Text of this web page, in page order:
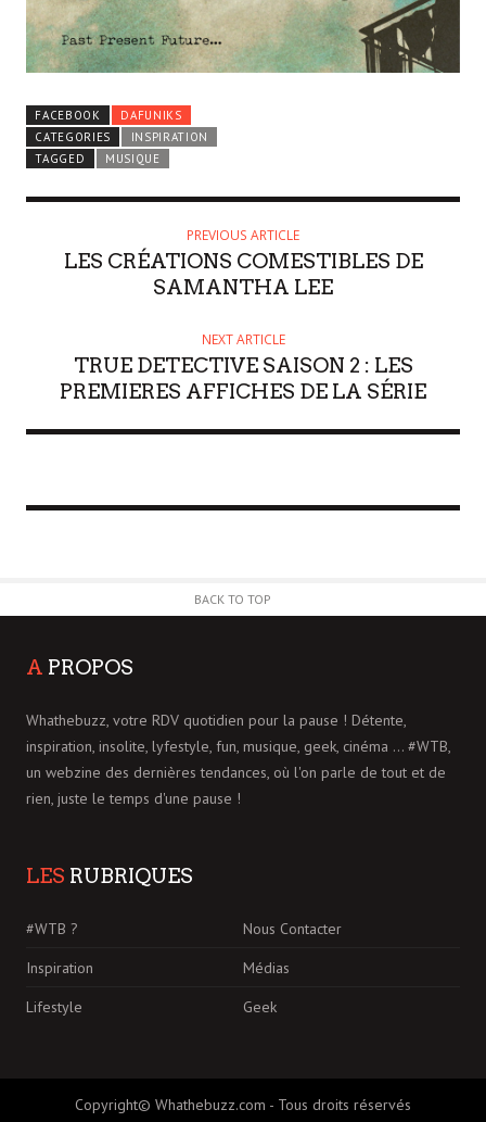
FACEBOOK
DAFUNIKS
CATEGORIES
INSPIRATION
TAGGED
MUSIQUE
PREVIOUS ARTICLE
LES CRÉATIONS COMESTIBLES DE
SAMANTHA LEE
NEXT ARTICLE
TRUE DETECTIVE SAISON 2 : LES
PREMIERES AFFICHES DE LA SÉRIE
BACK TO TOP
A PROPOS
Whathebuzz, votre RDV quotidien pour la pause ! Détente,
inspiration, insolite, lyfestyle, fun, musique, geek, cinéma ... #WTB,
un webzine des dernières tendances, où l'on parle de tout et de
rien, juste le temps d'une pause !
LES RUBRIQUES
#WTB ?
Nous Contacter
Inspiration
Médias
Lifestyle
Geek
Copyright© Whathebuzz.com - Tous droits réservés